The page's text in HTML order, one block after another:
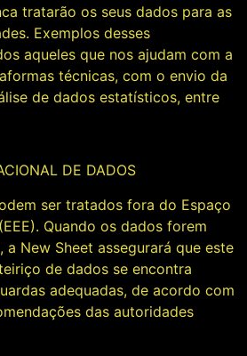
tratarão os seus dados para as
Exemplos desses
aqueles que nos ajudam com a
técnicas, com o envio da
de dados estatísticos, entre
DE DADOS
ser tratados fora do Espaço
Quando os dados forem
New Sheet assegurará que este
de dados se encontra
adequadas, de acordo com
das autoridades